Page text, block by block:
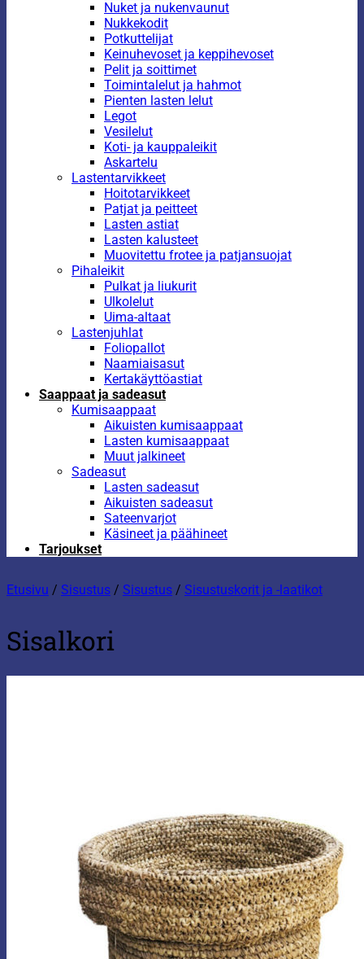
Nuket ja nukenvaunut
Nukkekodit
Potkuttelijat
Keinuhevoset ja keppihevoset
Pelit ja soittimet
Toimintalelut ja hahmot
Pienten lasten lelut
Legot
Vesilelut
Koti- ja kauppaleikit
Askartelu
Lastentarvikkeet
Hoitotarvikkeet
Patjat ja peitteet
Lasten astiat
Lasten kalusteet
Muovitettu frotee ja patjansuojat
Pihaleikit
Pulkat ja liukurit
Ulkolelut
Uima-altaat
Lastenjuhlat
Foliopallot
Naamiaisasut
Kertakäyttöastiat
Saappaat ja sadeasut
Kumisaappaat
Aikuisten kumisaappaat
Lasten kumisaappaat
Muut jalkineet
Sadeasut
Lasten sadeasut
Aikuisten sadeasut
Sateenvarjot
Käsineet ja päähineet
Tarjoukset
Etusivu / Sisustus / Sisustus / Sisustuskorit ja -laatikot
Sisalkori